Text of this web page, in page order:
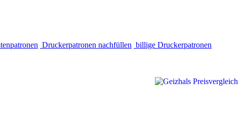
Druckerpatronen nachfüllen billige Druckerpatronen